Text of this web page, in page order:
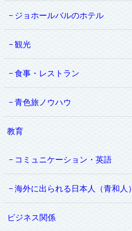
ジョホールバルのホテル
観光
食事・レストラン
青色旅ノウハウ
教育
コミュニケーション・英語
海外に出られる日本人（青和人）
ビジネス関係